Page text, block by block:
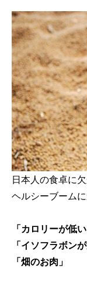
日本人の食卓に
ヘルシーブームに
「カロリーが低い
「イソフラボン
「畑のお肉」